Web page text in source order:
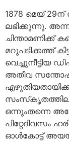
1878 മെയ്
ലഭിക്കുന്നു.
ചിന്താമണിക്ക്
മറുപടിക്കത്ത്
വെച്ചുനീട്ടിയ
അതീവ
ഒന്നുംതന്നെ
പിറ്റേദിവസം
ഓള്‍കോട്ട്